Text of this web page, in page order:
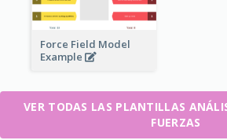
Force Field Model
Example
VER TODAS LAS PLANTILLAS
FUERZAS